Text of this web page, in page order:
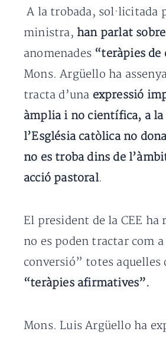
A la trobada, sol·licitada
ministra, han parlat sobre
anomenades “teràpies de
Mons. Argüello ha
tracta d’una expressió
àmplia i no científica, a la
l’Església catòlica no
no es troba dins de
acció pastoral.
El president de la CEE ha
no es poden tractar com
conversió” totes aquelles
“teràpies afirmatives”.
Mons. Luis Argüello ha